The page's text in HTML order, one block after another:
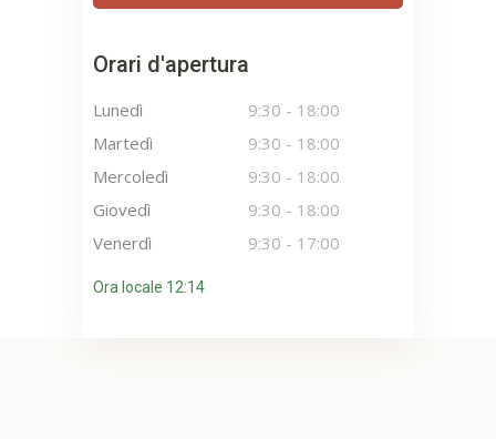
Orari d'apertura
Lunedì 9:30 - 18:00
Martedì
9:30 - 18:00
Mercoledì
9:30 - 18:00
Giovedì
9:30 - 18:00
Venerdì
9:30 - 17:00
Ora locale 12:14